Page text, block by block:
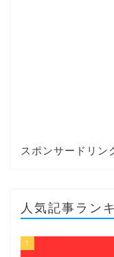
スポンサードリン
人気記事ラン
1